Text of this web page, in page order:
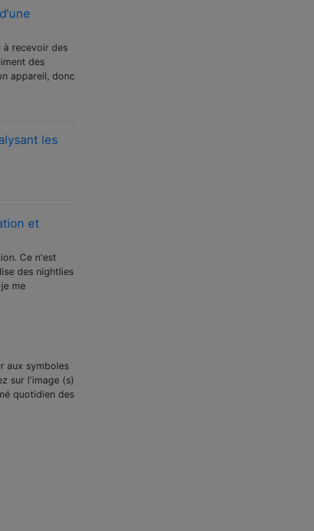
à recevoir des
des
appareil, donc
les
et
Ce n'est
des nightlies
me
aux symboles
sur l'image (s)
quotidien des